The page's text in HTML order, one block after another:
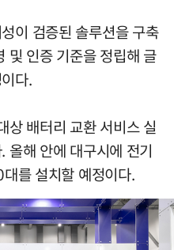
이 검증된 솔루션을 구축
및 인증 기준을 정립해 글
다.
상 배터리 교환 서비스 실
올해 안에 대구시에 전기
를 설치할 예정이다.